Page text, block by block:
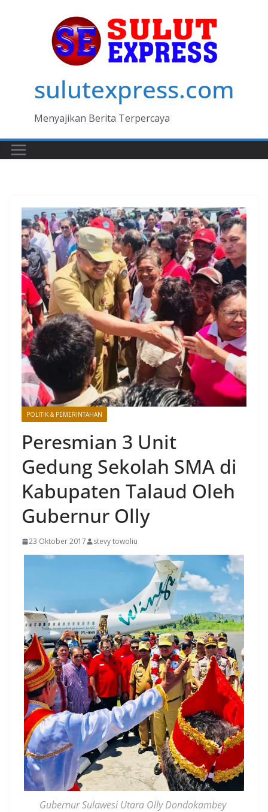
sulutexpress.com
Menyajikan Berita Terpercaya
POLITIK & PEMERINTAHAN
Peresmian 3 Unit
Gedung Sekolah SMA di
Kabupaten Talaud Oleh
Gubernur Olly
23 Oktober 2017 stevy towoliu
Gubernur Sulawesi Utara Olly Dondokambey